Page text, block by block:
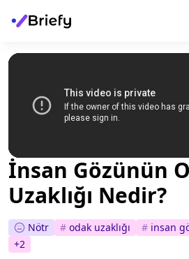
İnsan Gözünün
Uzaklığı Nedir?
Nötr # odak uzaklığı # i̇nsan
+2